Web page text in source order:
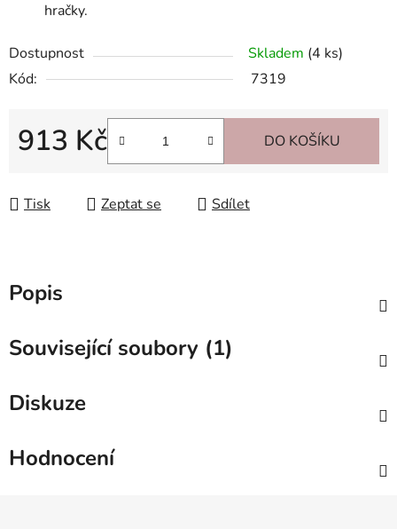
hračky.
Dostupnost Skladem (4 ks)
Kód:
7319
913 Kč DO KOŠÍKU
Tisk Zeptat se Sdílet
Popis
Související soubory (1)
Diskuze
Hodnocení